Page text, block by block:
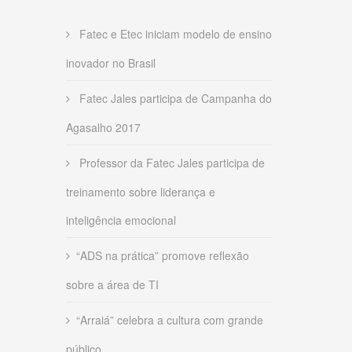
Fatec e Etec iniciam modelo de ensino
inovador no Brasil
Fatec Jales participa de Campanha do
Agasalho 2017
Professor da Fatec Jales participa de
treinamento sobre liderança e
inteligência emocional
“ADS na prática” promove reflexão
sobre a área de TI
“Arraiá” celebra a cultura com grande
público